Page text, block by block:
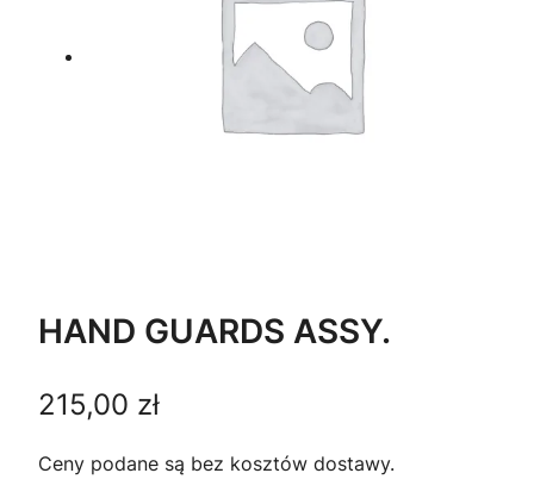
HAND GUARDS ASSY.
215,00 zł
Ceny podane są bez kosztów dostawy.